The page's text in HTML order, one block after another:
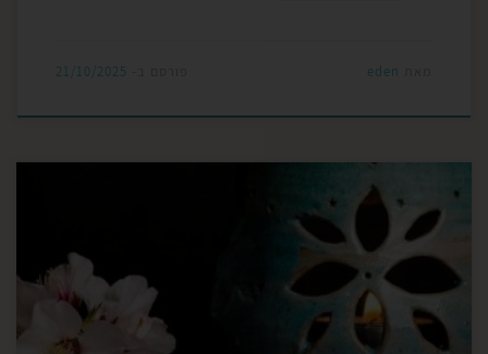
eden
21/10/2025
ארומקולוגיה היא ענף מדעי של תורת הארומתרפיה,
אליה נוספות הארומתרפיה הביתית המתארת שימוש יומי
ביתי, הכולל רוקחות טבעית ביתית, ארומתרפיה קלינית
המתמחה בטיפול באמצעות שמנים אתריים, והענף
שמתבסס בשנים האחרונות, ותומך בשלושת הענפים